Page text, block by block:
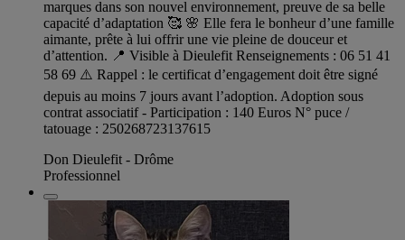
marques dans son nouvel environnement, preuve de sa belle
capacité d’adaptation 🥰 🌸 Elle fera le bonheur d’une famille
aimante, prête à lui offrir une vie pleine de douceur et
d’attention. 📍 Visible à Dieulefit Renseignements : 06 51 41
58 69 ⚠️ Rappel : le certificat d’engagement doit être signé
depuis au moins 7 jours avant l’adoption. Adoption sous
contrat associatif - Participation : 140 Euros N° puce /
tatouage : 250268723137615
Don Dieulefit - Drôme
Professionnel